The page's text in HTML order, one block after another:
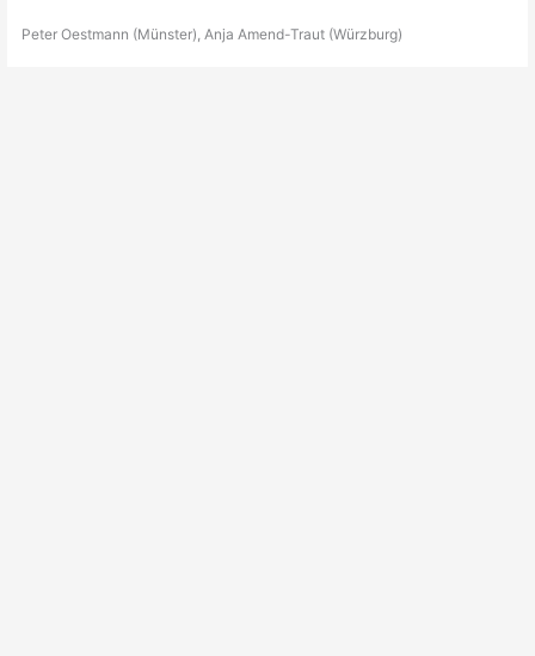
Peter Oestmann (Münster), Anja Amend-Traut (Würzburg)